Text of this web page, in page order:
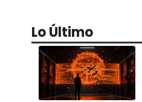
Lo Último